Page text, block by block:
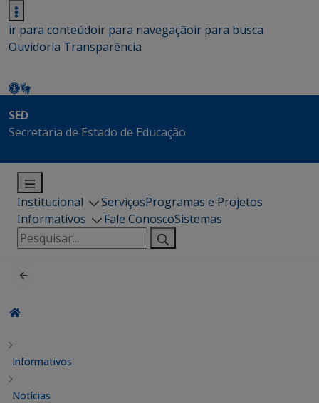
ir para conteúdoir para navegaçãoir para busca
Ouvidoria Transparência
SED
Secretaria de Estado de Educação
Institucional ServiçosProgramas e Projetos
Informativos
Fale ConoscoSistemas
Pesquisar
por:
Informativos
Notícias